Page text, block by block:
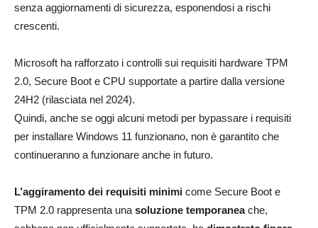
senza aggiornamenti di sicurezza, esponendosi a rischi
crescenti.
Microsoft ha rafforzato i controlli sui requisiti hardware TPM
2.0, Secure Boot e CPU supportate a partire dalla versione
24H2 (rilasciata nel 2024).
Quindi, anche se oggi alcuni metodi per bypassare i requisiti
per installare Windows 11 funzionano, non è garantito che
continueranno a funzionare anche in futuro.
L’aggiramento dei requisiti minimi come Secure Boot e
TPM 2.0 rappresenta una soluzione temporaneache,